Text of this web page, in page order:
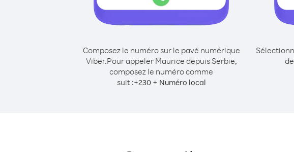
Composez le numéro sur le pavé numérique
Viber.Pour appeler Maurice depuis Serbie,
composez le numéro comme
suit :+230+ Numéro local